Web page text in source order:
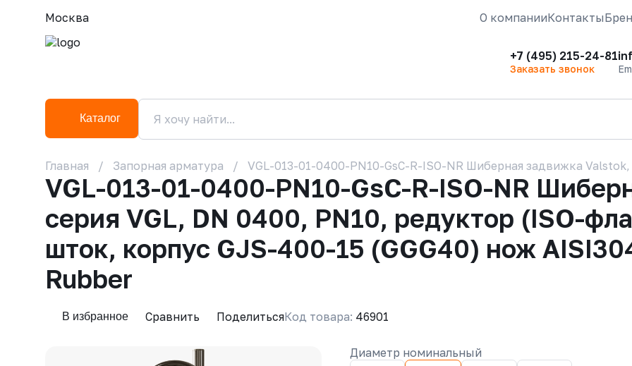
Москва О компанииКонтакты
+7 (495) 215-24-81
Заказать звонок
Каталог
Главная Запорная арматура VGL-013-01-0400-PN10-GsC-R-ISO-NR Шиберная задвижка
VGL-013-01-0400-PN10-GsC-R-ISO-NR
серия VGL, DN 0400, PN10, редуктор (ISO-
шток, корпус GJS-400-15 (GGG40) нож
Rubber
В избранное Сравнить ПоделитьсяКод товара: 46901
Диаметр номинальный